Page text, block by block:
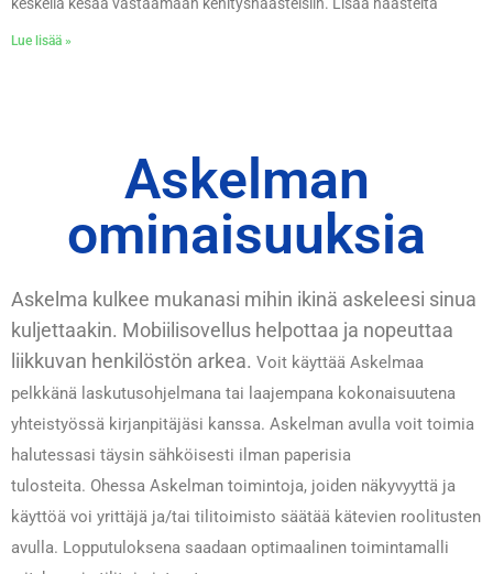
Lue lisää »
Askelman
ominaisuuksia
Askelma kulkee mukanasi mihin ikinä askeleesi sinua
kuljettaakin. Mobiilisovellus helpottaa ja nopeuttaa
liikkuvan henkilöstön arkea. Voit käyttää Askelmaa
pelkkänä laskutusohjelmana tai laajempana kokonaisuutena
yhteistyössä kirjanpitäjäsi kanssa. Askelman avulla voit toimia
halutessasi täysin sähköisesti ilman paperisia
tulosteita. Ohessa Askelman toimintoja, joiden näkyvyyttä ja
käyttöä voi yrittäjä ja/tai tilitoimisto säätää kätevien roolitusten
avulla. Lopputuloksena saadaan optimaalinen toimintamalli